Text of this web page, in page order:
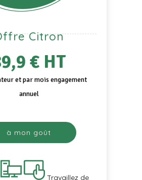
Citron
€ HT
et par mois engagement
annuel
à mon goût
Travaillez de